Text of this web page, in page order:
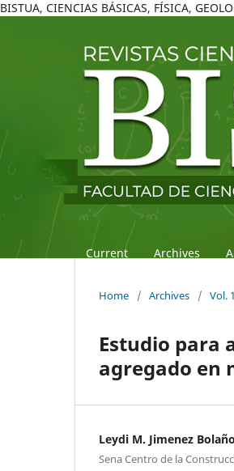
BISTUA, CIENCIAS BÁSICAS, FÍSICA,
Current Archives
Home / Archives / Vol.
Estudio para
agregado en
Leydi M. Jimenez
Sena Centro de la